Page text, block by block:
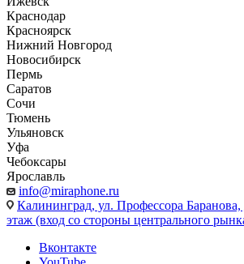
Краснодар
Красноярск
Нижний Новгород
Новосибирск
Пермь
Саратов
Сочи
Тюмень
Ульяновск
Уфа
Чебоксары
Ярославль
info@miraphone.ru
Калининград, ул. Профессора
этаж (вход со стороны центрального
Вконтакте